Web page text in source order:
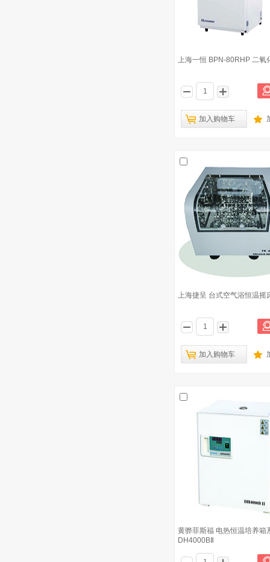
上海一恒 BPN-80RHP 二氧
加入购物车
上海捷呈 台式空气浴恒温摇
加入购物车
黄骅菲斯福 电热恒温培养箱
DH4000BⅡ